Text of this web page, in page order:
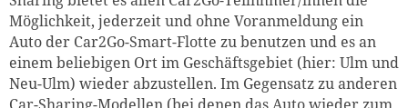
Möglichkeit, jederzeit und ohne Voranmeldung ein
Auto der Car2Go-Smart-Flotte zu benutzen und es an
einem beliebigen Ort im Geschäftsgebiet (hier: Ulm und
Neu-Ulm) wieder abzustellen. Im Gegensatz zu anderen